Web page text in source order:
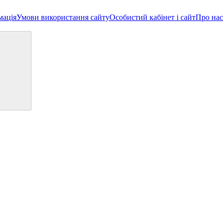
Умови використання сайтуОсобистий кабінет і сайтПро нас